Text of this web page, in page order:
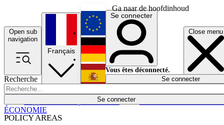
Ga naar de hoofdinhoud
Open sub
navigation
Close menu
Recherche
Se connecter
POLICY AREAS
Économie
Français
English
Deutsch
Español
Se connecter
Vous êtes déconnecté.
Se connecter
ÉCONOMIE